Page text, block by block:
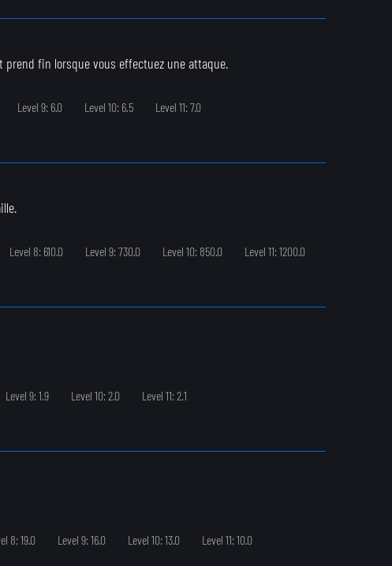
fin lorsque vous effectuez une attaque.
Level 9: 6.0 Level 10: 6.5
Level 11: 7.0
Level 8: 610.0 Level 9: 730.0 Level 10: 850.0
Level 11: 1200.0
Level 9: 1.9 Level 10: 2.0
Level 11: 2.1
8: 19.0 Level 9: 16.0 Level 10: 13.0
Level 11: 10.0